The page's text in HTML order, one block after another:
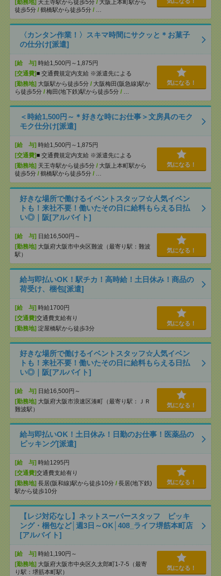
[勤務地] 天王寺駅から徒歩5分 / 大阪上本町駅から
徒歩5分 / 鶴橋駅から徒歩5分 / …
〈カンタン作業！〉スキマ時間にサクッと＊お菓子
の仕分け[派遣]
[給 与] 時給1,500円～1,875円
[交通費]■ 交通費規定内支給 ※派遣先による
[勤務地] 大阪駅から徒歩5分 / 大阪梅田(阪急線)駅か
ら徒歩5分 / 梅田(地下鉄)駅から徒歩5分 / …
気になる！
＜時給1,500円～＊好きな時にお仕事＞文房具のモク
モク仕分け[派遣]
[給 与] 時給1,500円～1,875円
[交通費]■ 交通費規定内支給 ※派遣先による
[勤務地] 天王寺駅から徒歩5分 / 大阪上本町駅から
徒歩5分 / 鶴橋駅から徒歩5分 / …
気になる！
好きな場所で働けるイベントスタッフ☆人気イベン
トも！来社不要！働いたその日に給料もらえる日払
い◎｜阪[アルバイト]
[給 与] 日給16,500円～
[勤務地] 大阪府大阪市中央区難波（最寄り駅：難波
駅）
気になる！
給与即払いOK！駅チカ！高時給！土日休み！商品の
荷受け、梱包[派遣]
[給 与] 時給1700円
[交通費]交通費支給有り
[勤務地] 淀屋橋駅から徒歩3分
気になる！
好きな場所で働けるイベントスタッフ☆人気イベン
トも！来社不要！働いたその日に給料もらえる日払
い◎｜阪[アルバイト]
[給 与] 日給16,500円～
[勤務地] 大阪府大阪市浪速区湊町（最寄り駅：ＪＲ
難波駅）
気になる！
給与即払いOK！土日休み！日勤のお仕事！医薬品の
ピッキング[派遣]
[給 与] 時給1295円
[交通費]交通費支給有り
[勤務地] 長居(阪和線)駅から徒歩10分 / 長居(地下鉄)
駅から徒歩10分
気になる！
【レジ対応なし】ネットスーパースタッフ ピッキ
ング・梱包など│週3日～OK│408_ライフ堺筋本町店
[アルバイト]
[給 与] 時給1,190円～
[勤務地] 大阪府大阪市中央区久太郎町1-7-5（最寄
り駅：堺筋本町駅）
気になる！